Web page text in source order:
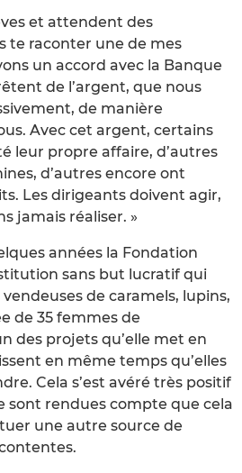
et attendent des
te raconter une de mes
un accord avec la Banque
de l’argent, que nous
de manière
Avec cet argent, certains
leur propre affaire, d’autres
d’autres encore ont
Les dirigeants doivent agir,
jamais réaliser. »
années la Fondation
sans but lucratif qui
de caramels, lupins,
de 35 femmes de
des projets qu’elle met en
en même temps qu’elles
Cela s’est avéré très positif
sont rendues compte que cela
une autre source de